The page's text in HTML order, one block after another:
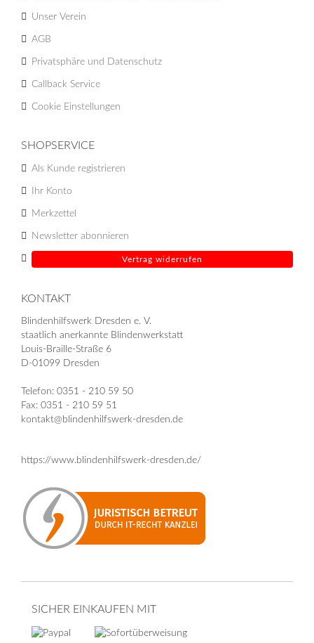
Unser Verein
AGB
Privatsphäre und Datenschutz
Callback Service
Cookie Einstellungen
SHOPSERVICE
Als Kunde registrieren
Ihr Konto
Merkzettel
Newsletter abonnieren
Vertrag widerrufen
KONTAKT
Blindenhilfswerk Dresden e. V.
staatlich anerkannte Blindenwerkstatt
Louis-Braille-Straße 6
D-01099 Dresden
Telefon: 0351 - 210 59 50
Fax: 0351 - 210 59 51
kontakt@blindenhilfswerk-dresden.de
https://www.blindenhilfswerk-dresden.de/
SICHER EINKAUFEN MIT